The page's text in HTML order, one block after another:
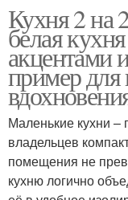
Кухня 2 на
белая
акцентами
пример
Маленькие кухни –
владельцев
помещения не
кухню логично